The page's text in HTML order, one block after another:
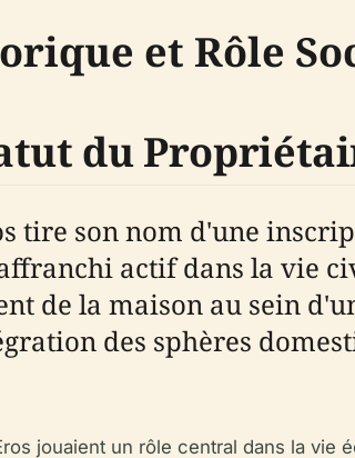
et Rôle
du
tire son nom d'une
actif dans la vie
de la maison au sein
des sphères
jouaient un rôle central dans la